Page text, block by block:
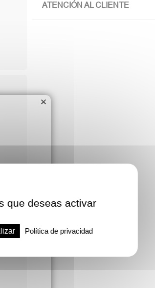
ATENCIÓN AL CLIENTE
×
que deseas activar
Política de privacidad